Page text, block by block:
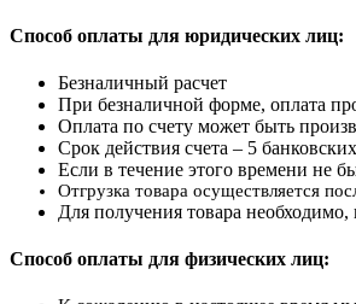
Способ оплаты для юридических лиц:
Безналичный расчет
При безналичной форме, оплата
Оплата по счету может быть
Срок действия счета – 5
Если в течение этого времени не
Отгрузка товара осуществляется
Для получения товара
Способ оплаты для физических лиц: